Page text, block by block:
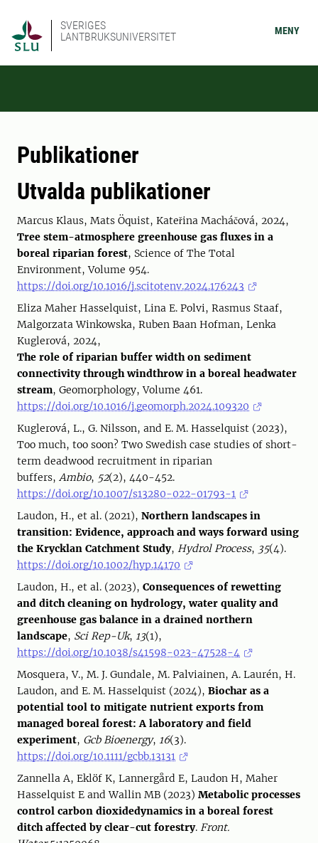
SVERIGES
LANTBRUKSUNIVERSITET
MENY
Publikationer
Utvalda publikationer
Marcus Klaus, Mats Öquist, Kateřina Macháčová, 2024,
Tree stem-atmosphere greenhouse gas fluxes in a
boreal riparian forest, Science of The Total
Environment, Volume 954.
https://doi.org/10.1016/j.scitotenv.2024.176243
Eliza Maher Hasselquist, Lina E. Polvi, Rasmus Staaf,
Malgorzata Winkowska, Ruben Baan Hofman, Lenka
Kuglerová, 2024,
The role of riparian buffer width on sediment
connectivity through windthrow in a boreal headwater
stream, Geomorphology, Volume 461.
https://doi.org/10.1016/j.geomorph.2024.109320
Kuglerová, L., G. Nilsson, and E. M. Hasselquist (2023),
Too much, too soon? Two Swedish case studies of short-
term deadwood recruitment in riparian
buffers, Ambio, 52(2), 440-452.
https://doi.org/10.1007/s13280-022-01793-1
Laudon, H., et al. (2021), Northern landscapes in
transition: Evidence, approach and ways forward using
the Krycklan Catchment Study, Hydrol Process, 35(4).
https://doi.org/10.1002/hyp.14170
Laudon, H., et al. (2023), Consequences of rewetting
and ditch cleaning on hydrology, water quality and
greenhouse gas balance in a drained northern
landscape, Sci Rep-Uk, 13(1),
https://doi.org/10.1038/s41598-023-47528-4
Mosquera, V., M. J. Gundale, M. Palviainen, A. Laurén, H.
Laudon, and E. M. Hasselquist (2024), Biochar as a
potential tool to mitigate nutrient exports from
managed boreal forest: A laboratory and field
experiment, Gcb Bioenergy, 16(3).
https://doi.org/10.1111/gcbb.13131
Zannella A, Eklöf K, Lannergård E, Laudon H, Maher
Hasselquist E and Wallin MB (2023) Metabolic processes
control carbon dioxidedynamics in a boreal forest
ditch affected by clear-cut forestry. Front.